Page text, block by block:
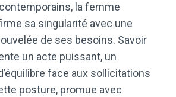
la femme
sa singularité avec une
de ses besoins. Savoir
un acte puissant, un
face aux sollicitations
posture, promue avec